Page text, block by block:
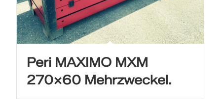
Peri MAXIMO MXM
270×60 Mehrzweckel.